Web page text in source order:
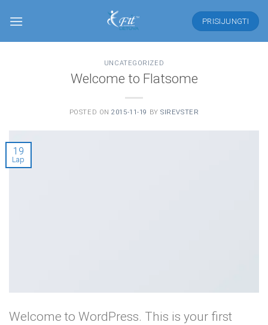
PRISIJUNGTI
UNCATEGORIZED
Welcome to Flatsome
POSTED ON2015-11-19 BYSIREVSTER
19
Lap
Welcome to WordPress. This is your first